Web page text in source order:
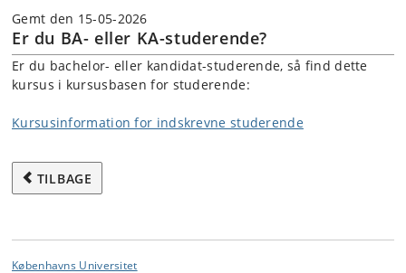
Gemt den 15-05-2026
Er du BA- eller KA-studerende?
Er du bachelor- eller kandidat-studerende, så find dette
kursus i kursusbasen for studerende:
Kursusinformation for indskrevne studerende
TILBAGE
Københavns Universitet